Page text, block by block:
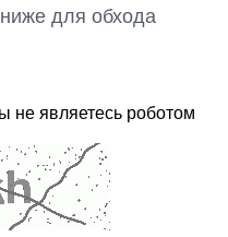
для обхода
не являетесь роботом